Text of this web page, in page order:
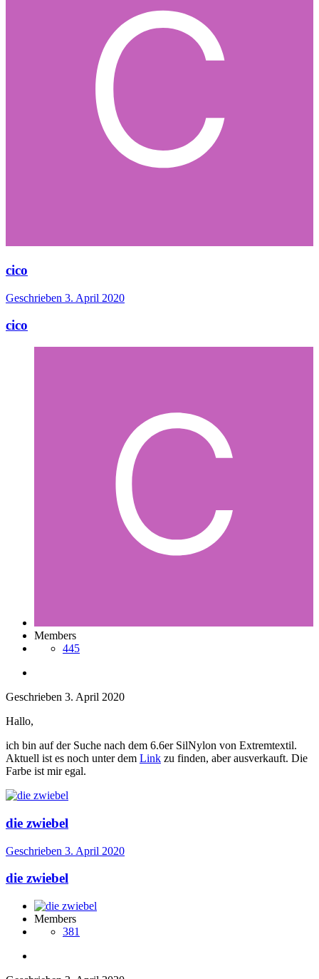
cico
Geschrieben 3. April 2020
cico
Members
445
Geschrieben 3. April 2020
Hallo,
ich bin auf der Suche nach dem 6.6er SilNylon von Extremtextil.
Aktuell ist es noch unter dem Link zu finden, aber ausverkauft. Die
Farbe ist mir egal.
die zwiebel
Geschrieben 3. April 2020
die zwiebel
Members
381